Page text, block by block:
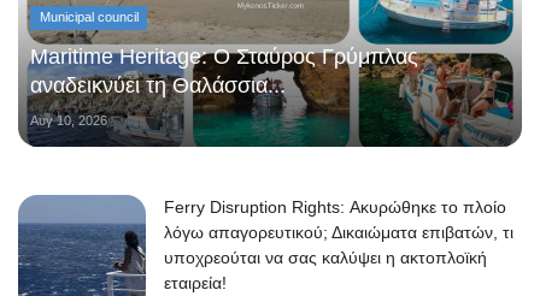
Municipal council
Maritime Heritage: Ο Σταύρος Γρύμπλας
αναδεικνύει τη Θαλάσσια...
Αυγ 10, 2026
Ferry Disruption Rights: Ακυρώθηκε το πλοίο
λόγω απαγορευτικού; Δικαιώματα επιβατών, τι
υποχρεούται να σας καλύψει η ακτοπλοϊκή
εταιρεία!